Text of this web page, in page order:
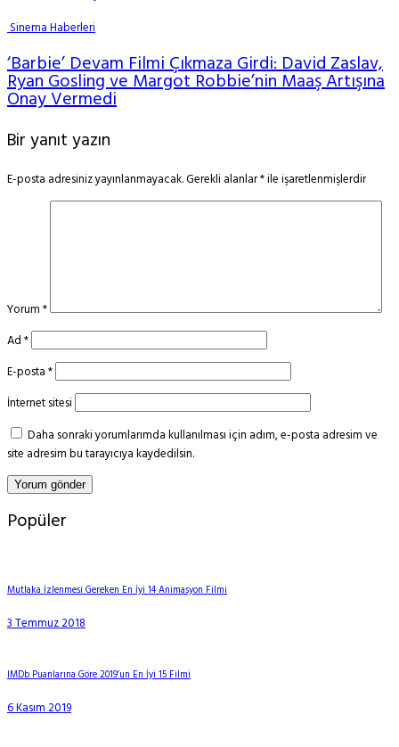
Sinema Haberleri
‘Barbie’ Devam Filmi Çıkmaza Girdi: David Zaslav,
Ryan Gosling ve Margot Robbie’nin Maaş Artışına
Onay Vermedi
Bir yanıt yazın
E-posta adresiniz yayınlanmayacak.Gerekli alanlar*ile işaretlenmişlerdir
Yorum*
Ad*
E-posta*
İnternet sitesi
Daha sonraki yorumlarımda kullanılması için adım, e-posta adresim ve
site adresim bu tarayıcıya kaydedilsin.
Popüler
Mutlaka İzlenmesi Gereken En İyi 14 Animasyon Filmi
3 Temmuz 2018
IMDb Puanlarına Göre 2019’un En İyi 15 Filmi
6 Kasım 2019